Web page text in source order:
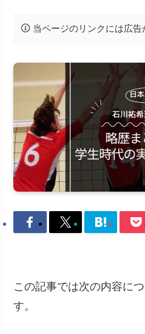
当ページのリンクには広告
この記事では次の内容に
す。